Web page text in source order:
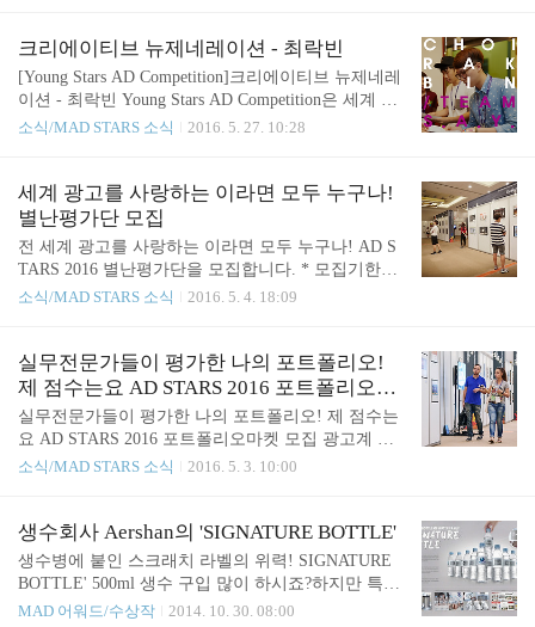
봉사활동 시간도 받으실 수 있습니다. 부산국제광고
제의 열기를 가장 가까운 곳에서 느끼시고 싶으신 분
들의 ..
분들에게 교육을 받을 수 있는데요. 팀별로 경쟁하며
크리에이티브를 빛낼 기회, 그리고 경쟁했던 작품이
부산국제광고제 기간 중 전시가 되는 영광까지! 청소
년들에게는 정말 놓치기 아까운 기회가 아닐까요? 아
래의 참가 안내 및 자세한 행사 개요를 확인하시고
및 제작 강의에 경연, 그리고 창의적 솔루션 강의까
지 프로그램이 정말 알차게 구성되어 있는데요. 2016
부산국제광고제 창조캠프에서 얻을 수 있는전시..
크리에이티브 뉴제네레이션 - 최락빈
[Young Stars AD Competition]크리에이티브 뉴제네레
이션 - 최락빈 Young Stars AD Competition은 세계 최
초의 대학생 광고경진대회로써, 이틀간의 시간내에
을 엿볼 수 있습니다. 젊은 크리에이터들의 아이디어
경연장, 그 현장을 함께했던 팀 S.A.Y.의 멤버, 최락
빈씨의 작품과 인터뷰를 보며, 젊은 별들의 생각을
엿보는 기회를 가져볼까요? AD BRIEF Find your Fort
une in Busan 부산에서 당신의 행운을 찾아라, 팀 S.A.
Y의 Breif 타이틀입니다. 부산의 관광자원들을 어떻
티브 인데요. 부산은 수 ..
소식/MAD STARS 소식 2016. 5. 27. 10:28
세계 광고를 사랑하는 이라면 모두 누구나!
별난평가단 모집
전 세계 광고를 사랑하는 이라면 모두 누구나! AD S
TARS 2016 별난평가단을 모집합니다. * 모집기한이
31일로 연장되었습니다. 별난평가단은 전 세계 광고
네트워킹 파트 등 부산국제광고제의 다양한 행사를
무료로 참가해보고, 평가표 작성을 통해 행사에 대한
솔직한 생각과 자신만의 크리에이티브를 더해 앞으
로 나아갈 방향을 모색하고자 하는 참관객 소통 프로
그램입니다. 나의 아이디어가 내년 행사에 선보이게
된다면 정말 멋지지 않을까요? 별난평가단의 모집 내
생 등의 예비 광고인, 현직에 종사중인 광고인 및 일
반인과 해당 분야에 관심이 많은 블로거를 대상으
로..
소식/MAD STARS 소식 2016. 5. 4. 18:09
실무전문가들이 평가한 나의 포트폴리오!
제 점수는요 AD STARS 2016 포트폴리오마
켓 모집
실무전문가들이 평가한 나의 포트폴리오! 제 점수는
요 AD STARS 2016 포트폴리오마켓 모집 광고계 취
업을 준비하는 대학생들과 매번 문 앞에서 고배를 마
자 모집이 시작되었습니다. 포트폴리오마켓은 광고
업계 취업을 희망하는 예비 광고인들이 부산국제광
고제 기간 동안에 포트폴리오를 전시, 현직 광고인들
과 인사담당자들에게 직접 평가를 받을 수 있는 프로
그램입니다. 단순한 평가에서 끝난다면 의미가 없겠
소식/MAD STARS 소식 2016. 5. 3. 10:00
생수회사 Aershan의 'SIGNATURE BOTTLE'
생수병에 붙인 스크래치 라벨의 위력! SIGNATURE
BOTTLE' 500ml 생수 구입 많이 하시죠?하지만 특히
여름이면 물이 그대로 남아있는 채로 버려지거나, 빈
MAD 어워드/수상작 2014. 10. 30. 08:00